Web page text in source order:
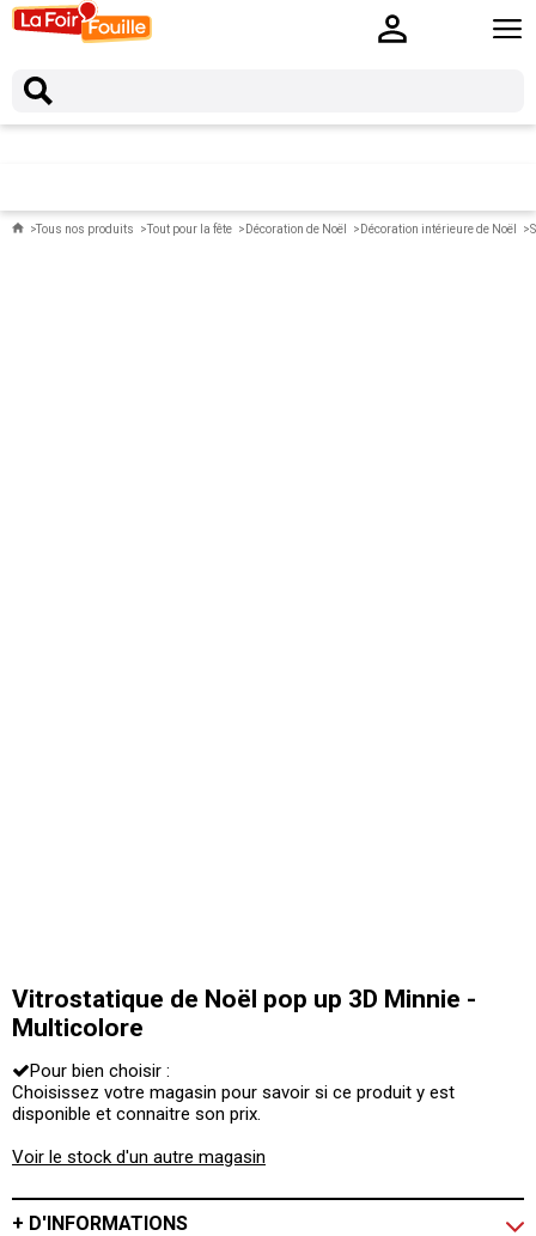
Tous nos produits Tout pour la fête Décoration de Noël Décoration intérieure de Noël
Vitrostatique de Noël pop up 3D Minnie -
Multicolore
Pour bien choisir :
Choisissez votre magasin pour savoir si ce produit y est
disponible et connaitre son prix.
Voir le stock d'un autre magasin
+ D'INFORMATIONS